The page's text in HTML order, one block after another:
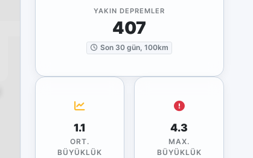
YAKIN DEPREMLER
407
Son 30 gün, 100km
1.1
ORT.
BÜYÜKLÜK
4.3
MAX.
BÜYÜKLÜK